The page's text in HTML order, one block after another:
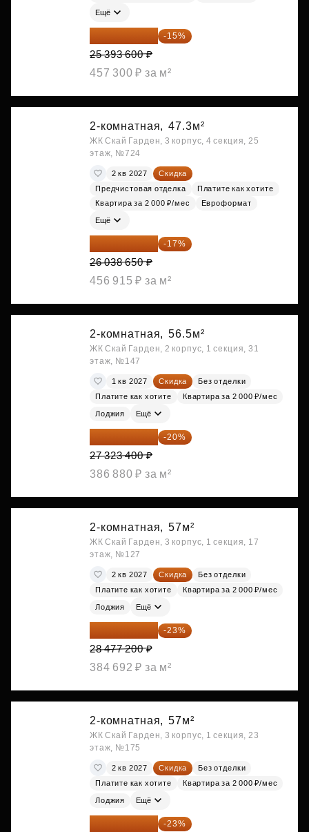
Ещё
21 584 560 ₽ -15%
25 393 600 ₽
457 300 ₽ за м²
2-комнатная, 47.3м²
ЖК Скай Гарден, 3 корпус, 4 секция, 25
этаж, №724
2 кв 2027
Скидка
Предчистовая отделка
Платите как хотите
Квартира за 2 000 ₽/мес
Евроформат
Ещё
21 612 080 ₽ -17%
26 038 650 ₽
456 915 ₽ за м²
2-комнатная, 56.5м²
ЖК Скай Гарден, 2 корпус, 1 секция, 31
этаж, №147
1 кв 2027 Скидка
Без отделки
Платите как хотите
Квартира за 2 000 ₽/мес
Лоджия Ещё
21 858 720 ₽ -20%
27 323 400 ₽
386 880 ₽ за м²
2-комнатная, 57м²
ЖК Скай Гарден, 3 корпус, 1 секция, 17
этаж, №127
2 кв 2027 Скидка
Без отделки
Платите как хотите
Квартира за 2 000 ₽/мес
Лоджия Ещё
21 927 444 ₽ -23%
28 477 200 ₽
384 692 ₽ за м²
2-комнатная, 57м²
ЖК Скай Гарден, 3 корпус, 1 секция, 23
этаж, №175
2 кв 2027 Скидка
Без отделки
Платите как хотите
Квартира за 2 000 ₽/мес
Лоджия Ещё
21 927 444 ₽ -23%